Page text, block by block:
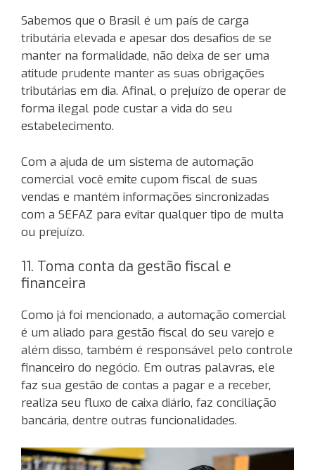
Sabemos que o Brasil é um país de carga
tributária elevada e apesar dos desafios de se
manter na formalidade, não deixa de ser uma
atitude prudente manter as suas obrigações
tributárias em dia. Afinal, o prejuízo de operar de
forma ilegal pode custar a vida do seu
estabelecimento.
Com a ajuda de um sistema de automação
comercial você emite cupom fiscal de suas
vendas e mantém informações sincronizadas
com a SEFAZ para evitar qualquer tipo de multa
ou prejuízo.
11. Toma conta da gestão fiscal e
financeira
Como já foi mencionado, a automação comercial
é um aliado para gestão fiscal do seu varejo e
além disso, também é responsável pelo controle
financeiro do negócio. Em outras palavras, ele
faz sua gestão de contas a pagar e a receber,
realiza seu fluxo de caixa diário, faz conciliação
bancária, dentre outras funcionalidades.